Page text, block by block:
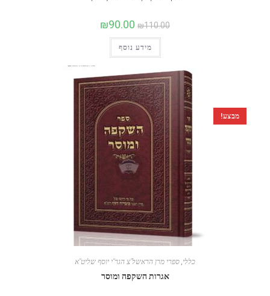
₪110.00
₪90.00
מידע נוסף
מבצע!
כללי ספרי מרן הראשל"צ הגר"י יוסף שליט"א
אגרות השקפה ומוסר